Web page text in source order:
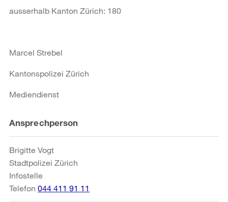
ausserhalb Kanton Zürich: 180
Marcel Strebel
Kantonspolizei Zürich
Mediendienst
Weitere
Informationen
Ansprechperson
Brigitte Vogt
Stadtpolizei Zürich
Infostelle
Telefon 044 411 91 11